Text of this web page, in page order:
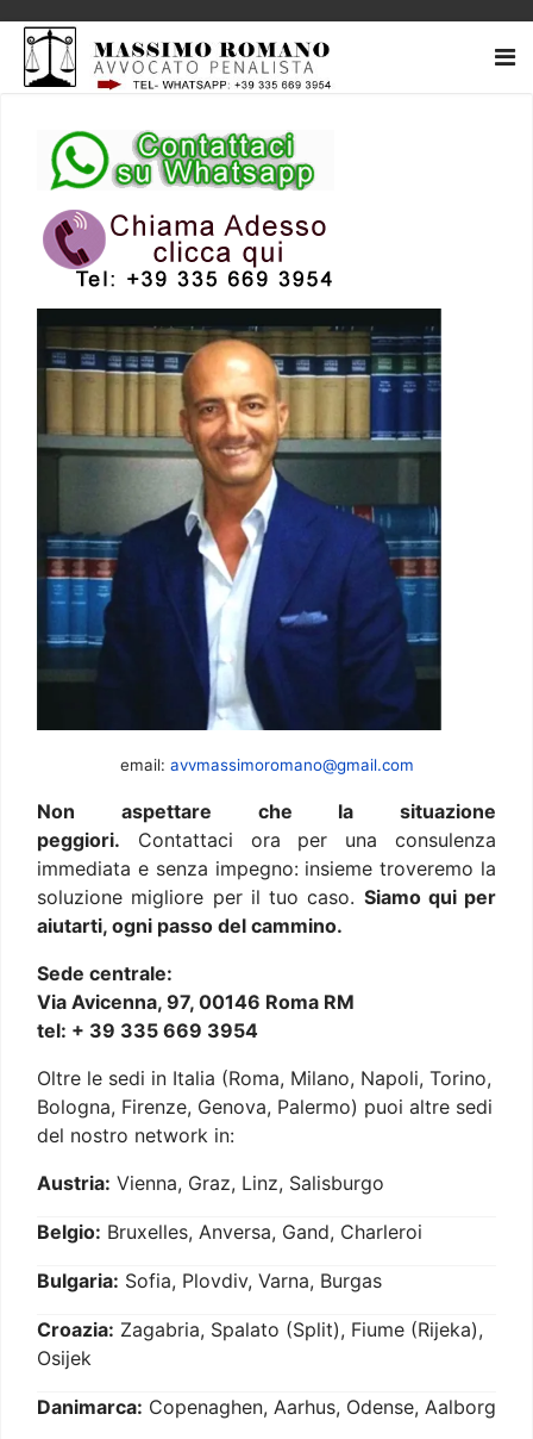
email: avvmassimoromano@gmail.com
Non aspettare che la situazione
peggiori. Contattaci ora per una consulenza
immediata e senza impegno: insieme troveremo la
soluzione migliore per il tuo caso. Siamo qui per
aiutarti, ogni passo del cammino.
Sede centrale:
Via Avicenna, 97, 00146 Roma RM
tel: + 39 335 669 3954
Oltre le sedi in Italia (Roma, Milano, Napoli, Torino,
Bologna, Firenze, Genova, Palermo) puoi altre sedi
del nostro network in:
Austria: Vienna, Graz, Linz, Salisburgo
Belgio: Bruxelles, Anversa, Gand, Charleroi
Bulgaria: Sofia, Plovdiv, Varna, Burgas
Croazia: Zagabria, Spalato (Split), Fiume (Rijeka),
Osijek
Danimarca: Copenaghen, Aarhus, Odense, Aalborg